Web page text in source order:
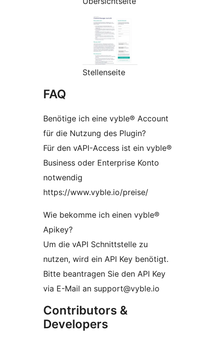
Stellenseite
FAQ
Benötige ich eine vyble® Account
für die Nutzung des Plugin?
Für den vAPI-Access ist ein vyble®
Business oder Enterprise Konto
notwendig
https://www.vyble.io/preise/
Wie bekomme ich einen vyble®
Apikey?
Um die vAPI Schnittstelle zu
nutzen, wird ein API Key benötigt.
Bitte beantragen Sie den API Key
via E-Mail an support@vyble.io
Contributors &
Developers